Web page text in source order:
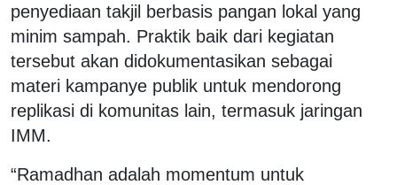
penyediaan takjil berbasis pangan lokal yang
minim sampah. Praktik baik dari kegiatan
tersebut akan didokumentasikan sebagai
materi kampanye publik untuk mendorong
replikasi di komunitas lain, termasuk jaringan
IMM.
“Ramadhan adalah momentum untuk